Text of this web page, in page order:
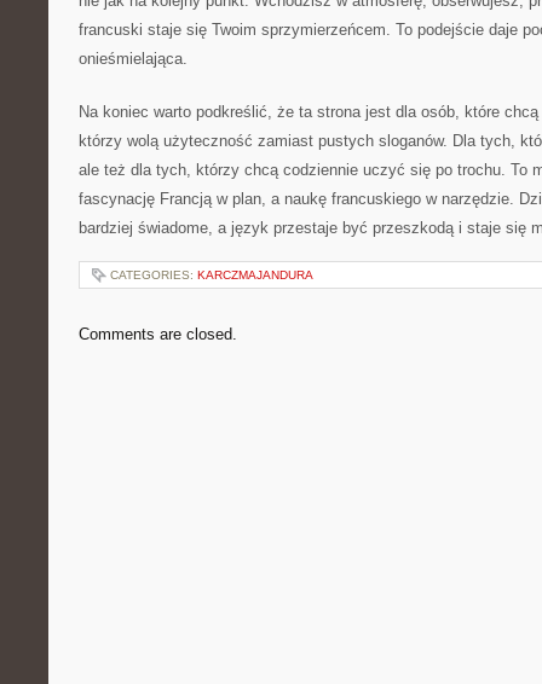
francuski staje się Twoim sprzymierzeńcem. To podejście daje
onieśmielająca.
Na koniec warto podkreślić, że ta strona jest dla osób, które
którzy wolą użyteczność zamiast pustych sloganów. Dla tych,
ale też dla tych, którzy chcą codziennie uczyć się po trochu. To
fascynację Francją w plan, a naukę francuskiego w narzędzie.
bardziej świadome, a język przestaje być przeszkodą i staje się
CATEGORIES: KARCZMAJANDURA
Comments are closed.